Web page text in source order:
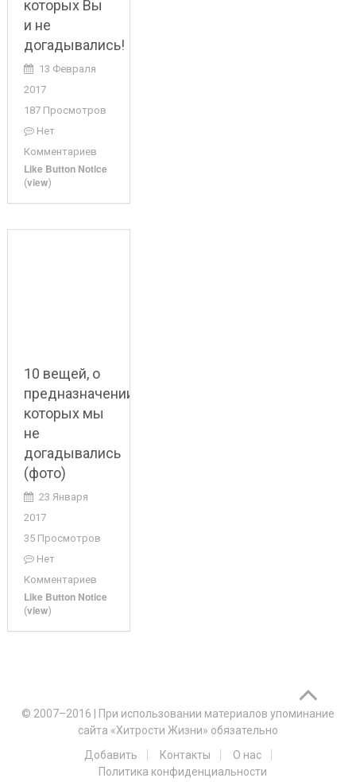
которых Вы
и не
догадывались!
13 Февраля
2017
187 Просмотров
Нет
Комментариев
Like Button Notice
(view)
10 вещей, о
предназначении
которых мы
не
догадывались
(фото)
23 Января
2017
35 Просмотров
Нет
Комментариев
Like Button Notice
(view)
© 2007–2016
При использовании материалов упоминание
сайта «Хитрости Жизни» обязательно
Добавить
Контакты
О нас
Политика конфиденциальности